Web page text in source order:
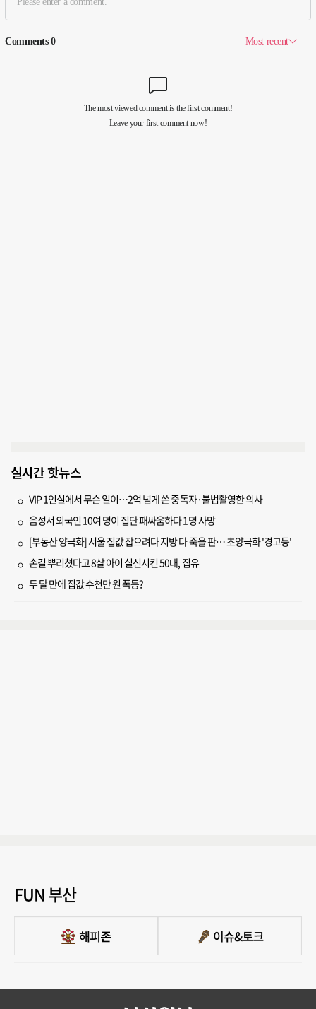
실시간 핫뉴스
VIP 1인실에서 무슨 일이…2억 넘게 쓴 중독자·불법촬영한 의사
음성서 외국인 10여 명이 집단 패싸움하다 1명 사망
[부동산 양극화] 서울 집값 잡으려다 지방 다 죽을 판… 초양극화 '경고등'
손길 뿌리쳤다고 8살 아이 실신시킨 50대, 집유
두 달 만에 집값 수천만 원 폭등?
FUN 부산